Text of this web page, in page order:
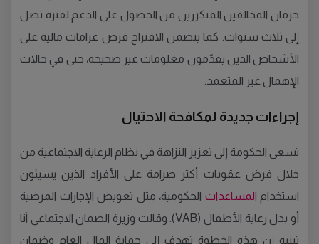
حرمان المخالفين المتكررين من الحصول على الدعم لفترة تصل
إلى ثلاث سنوات. كما يتضمن الاقتراح فرض غرامات مالية على
الأشخاص الذين يقدّمون معلومات غير صحيحة، حتى في حالات
الإهمال غير المتعمد.
إجراءات جديدة لمكافحة الاحتيال
تسعى الحكومة إلى تعزيز النزاهة في نظام الرعاية الاجتماعية من
خلال فرض عقوبات أكثر صرامة على الأفراد الذين يسيئون
استخدام المساعدات الحكومية، مثل تعويض الإجازات المرضية
أو بدل رعاية الأطفال (VAB). وقالت وزيرة الضمان الاجتماعي آنا
تينيه إن هذه الخطوة تهدف إلى حماية المال العام وضمان